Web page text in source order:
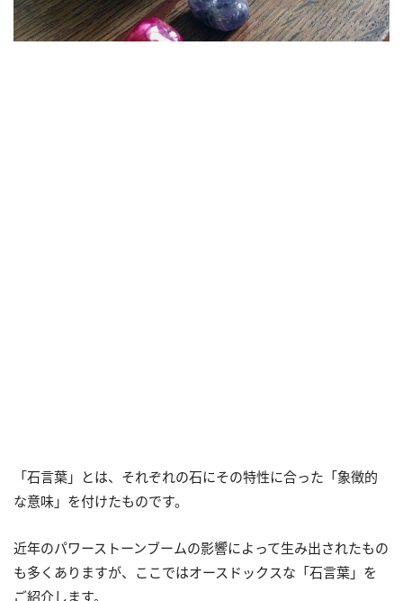
「石言葉」とは、それぞれの石にその特性に合った「象徴的
な意味」を付けたものです。
近年のパワーストーンブームの影響によって生み出されたもの
も多くありますが、ここではオースドックスな「石言葉」を
ご紹介します。